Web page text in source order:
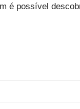
é possível